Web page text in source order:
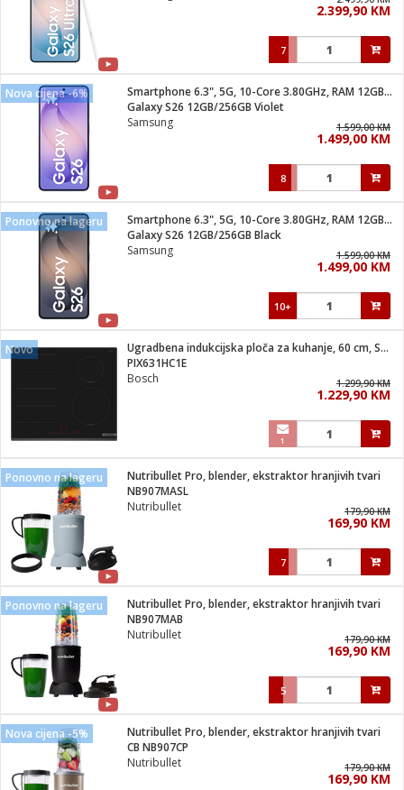
2.399,90 KM
7
Nova cijena -6%
Smartphone 6.3", 5G, 10-Core 3.80GHz, RAM 12GB, 50Mpixel
Galaxy S26 12GB/256GB Violet
Samsung
1.599,00 KM
1.499,00 KM
8
Ponovno na lageru
Smartphone 6.3", 5G, 10-Core 3.80GHz, RAM 12GB, 50Mpixel
Galaxy S26 12GB/256GB Black
Samsung
1.599,00 KM
1.499,00 KM
10+
Novo
Ugradbena indukcijska ploča za kuhanje, 60 cm, Serie 6
PIX631HC1E
Bosch
1.299,90 KM
1.229,90 KM
1
Ponovno na lageru
Nutribullet Pro, blender, ekstraktor hranjivih tvari
NB907MASL
Nutribullet
179,90 KM
169,90 KM
7
Ponovno na lageru
Nutribullet Pro, blender, ekstraktor hranjivih tvari
NB907MAB
Nutribullet
179,90 KM
169,90 KM
5
Nova cijena -5%
Nutribullet Pro, blender, ekstraktor hranjivih tvari
CB NB907CP
Nutribullet
179,90 KM
169,90 KM